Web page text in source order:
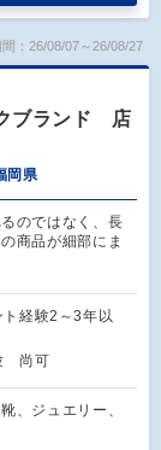
：26/08/07～26/08/27
ブランド 店
岡県
のではなく、長
商品が細部にま
経験2～3年以
尚可
、ジュエリー、